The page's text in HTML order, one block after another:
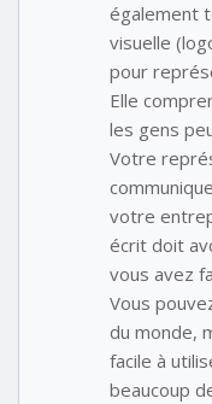
également
visuelle
pour
Elle
les gens
Votre
votre
écrit doit
vous avez
Vous
du monde,
facile à
beaucoup